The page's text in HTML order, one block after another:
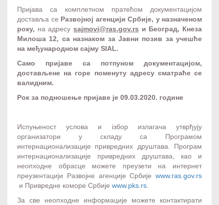
Пријава са комплетном пратећом документацијом
доставља се Развојној агенцији Србије, у назначеном
року, на адресу sajmovi@ras.gov.rs и Београд, Кнеза
Милоша 12, са назнаком за Јавни позив за учешће
на међународном сајму SIAL.
Само пријаве са потпуном документацијом,
достављене на горе поменуту адресу сматраће се
валидним.
Рок за подношење пријаве је 09.03.2020. године
Испуњеност услова и iзбор излагача утврђују
организатори у складу са Програмом
интернационализације привредних друштава. Програм
интернационализације привредних друштава, као и
неопходне обрасце можете преузети на интернет
преузентацији Развојне агенције Србије www.ras.gov.rs
и Привредне коморе Србије www.pks.rs
За све неопходне информације можете контактирати